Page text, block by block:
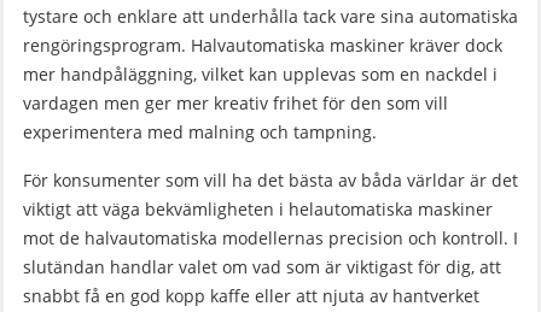
tystare och enklare att underhålla tack vare sina automatiska
rengöringsprogram. Halvautomatiska maskiner kräver dock
mer handpåläggning, vilket kan upplevas som en nackdel i
vardagen men ger mer kreativ frihet för den som vill
experimentera med malning och tampning.
För konsumenter som vill ha det bästa av båda världar är det
viktigt att väga bekvämligheten i helautomatiska maskiner
mot de halvautomatiska modellernas precision och kontroll. I
slutändan handlar valet om vad som är viktigast för dig, att
snabbt få en god kopp kaffe eller att njuta av hantverket